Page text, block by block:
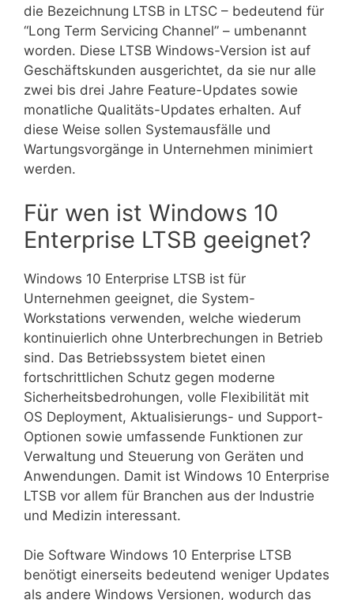
die Bezeichnung LTSB in LTSC – bedeutend für
“Long Term Servicing Channel” – umbenannt
worden. Diese LTSB Windows-Version ist auf
Geschäftskunden ausgerichtet, da sie nur alle
zwei bis drei Jahre Feature-Updates sowie
monatliche Qualitäts-Updates erhalten. Auf
diese Weise sollen Systemausfälle und
Wartungsvorgänge in Unternehmen minimiert
werden.
Für wen ist Windows 10
Enterprise LTSB geeignet?
Windows 10 Enterprise LTSB ist für
Unternehmen geeignet, die System-
Workstations verwenden, welche wiederum
kontinuierlich ohne Unterbrechungen in Betrieb
sind. Das Betriebssystem bietet einen
fortschrittlichen Schutz gegen moderne
Sicherheitsbedrohungen, volle Flexibilität mit
OS Deployment, Aktualisierungs- und Support-
Optionen sowie umfassende Funktionen zur
Verwaltung und Steuerung von Geräten und
Anwendungen. Damit ist Windows 10 Enterprise
LTSB vor allem für Branchen aus der Industrie
und Medizin interessant.
Die Software Windows 10 Enterprise LTSB
benötigt einerseits bedeutend weniger Updates
als andere Windows Versionen, wodurch das